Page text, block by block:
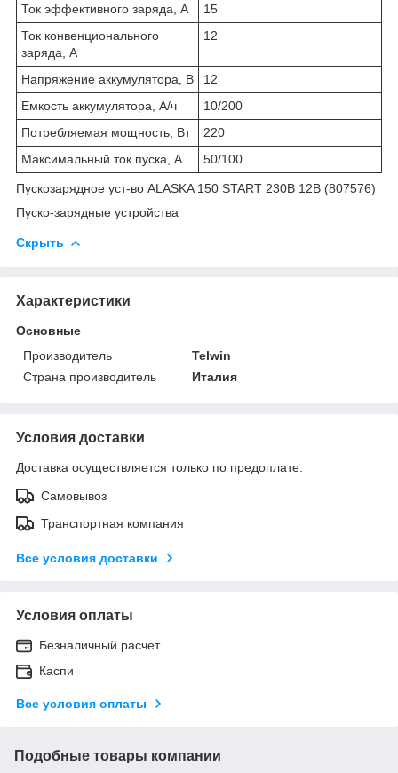
Ток эффективного заряда, А
15
Ток конвенционального
заряда, А
12
Напряжение аккумулятора, В
12
Емкость аккумулятора, А/ч
10/200
Потребляемая мощность, Вт
220
Максимальный ток пуска, А
50/100
Пускозарядное уст-во ALASKA 150 START 230В 12В (807576)
Пуско-зарядные устройства
Скрыть
Характеристики
Основные
Производитель
Telwin
Страна производитель
Италия
Условия доставки
Доставка осуществляется только по предоплате.
Самовывоз
Транспортная компания
Все условия доставки
Условия оплаты
Безналичный расчет
Каспи
Все условия оплаты
Подобные товары компании